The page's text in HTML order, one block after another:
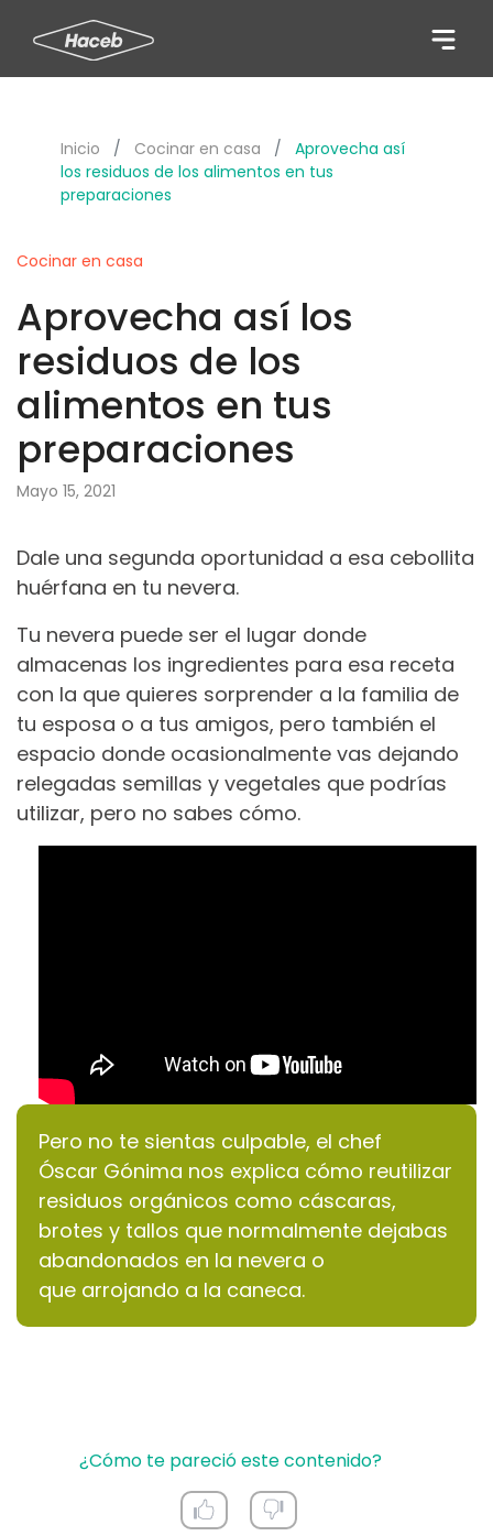
Inicio Cocinar en casa
Aprovecha así
los residuos de los alimentos en tus
preparaciones
Cocinar en casa
Aprovecha así los
residuos de los
alimentos en tus
preparaciones
Mayo 15, 2021
Dale una segunda oportunidad a esa cebollita
huérfana en tu nevera.
Tu nevera puede ser el lugar donde
almacenas los ingredientes para esa receta
con la que quieres sorprender a la familia de
tu esposa o a tus amigos, pero también el
espacio donde ocasionalmente vas dejando
relegadas semillas y vegetales que podrías
utilizar, pero no sabes cómo.
Pero no te sientas culpable, el chef
Óscar Gónima nos explica cómo reutilizar
residuos orgánicos como cáscaras,
brotes y tallos que normalmente dejabas
abandonados en la nevera o
que arrojando a la caneca.
¿Cómo te pareció este contenido?